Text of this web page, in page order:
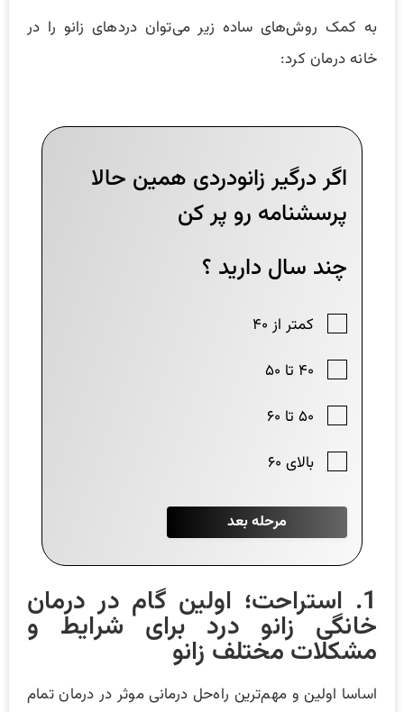
به کمک روش‌های ساده زیر می‌توان دردهای زانو را در
خانه درمان کرد:
1. استراحت؛ اولین گام در درمان
خانگی زانو درد برای شرایط و
مشکلات مختلف زانو
اساسا اولین و مهم‌ترین راه‌حل درمانی موثر در درمان تمام